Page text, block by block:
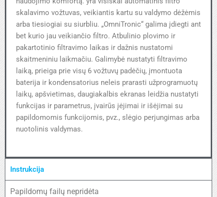
skalavimo vožtuvas, veikiantis kartu su valdymo dėžėmis
arba tiesiogiai su siurbliu. „OmniTronic“ galima įdiegti ant
bet kurio jau veikiančio filtro. Atbulinio plovimo ir
pakartotinio filtravimo laikas ir dažnis nustatomi
skaitmeniniu laikmačiu. Galimybė nustatyti filtravimo
laiką, prieiga prie visų 6 vožtuvų padėčių, įmontuota
baterija ir kondensatorius neleis prarasti užprogramuotų
laikų, apšvietimas, daugiakalbis ekranas leidžia nustatyti
funkcijas ir parametrus, įvairūs įėjimai ir išėjimai su
papildomomis funkcijomis, pvz., slėgio perjungimas arba
nuotolinis valdymas.
Instrukcija
Papildomų failų nepridėta